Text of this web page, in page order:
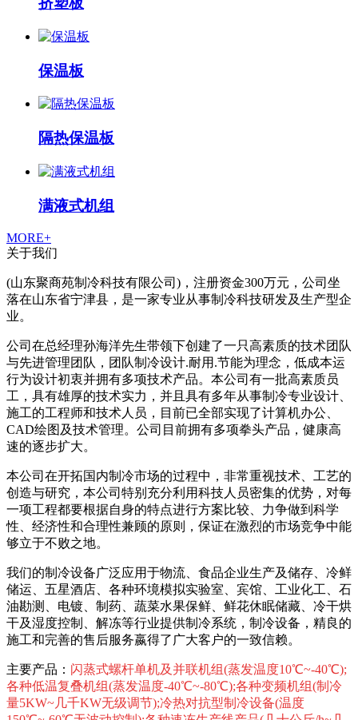
保温板
隔热保温板
满液式机组
MORE+
关于我们
(山东聚商苑制冷科技有限公司)，注册资金300万元，公司坐
落在山东省宁津县，是一家专业从事制冷科技研发及生产型企
业。
公司在总经理孙海洋先生带领下创建了一只高素质的技术团队
与先进管理团队，团队制冷设计.耐用.节能为理念，低成本运
行为设计初衷并拥有多项技术产品。本公司有一批高素质员
工，具有雄厚的技术实力，并且具有多年从事制冷专业设计、
施工的工程师和技术人员，目前已全部实现了计算机办公、
CAD绘图及技术管理。公司目前拥有多项拳头产品，健康高
速的逐步扩大。
本公司在开拓国内制冷市场的过程中，非常重视技术、工艺的
创造与研究，本公司特别充分利用科技人员密集的优势，对每
一项工程都要根据自身的特点进行方案比较、力争做到科学
性、经济性和合理性兼顾的原则，保证在激烈的市场竞争中能
够立于不败之地。
我们的制冷设备广泛应用于物流、食品企业生产及储存、冷鲜
储运、五星酒店、各种环境模拟实验室、宾馆、工业化工、石
油勘测、电镀、制药、蔬菜水果保鲜、鲜花休眠储藏、冷干烘
干及湿度控制、解冻等行业提供制冷系统，制冷设备，精良的
施工和完善的售后服务嬴得了广大客户的一致信赖。
主要产品： 闪蒸式螺杆单机及并联机组(蒸发温度10℃~-40℃);
各种低温复叠机组(蒸发温度-40℃~-80℃);各种变频机组(制冷
量5KW~几千KW无级调节);冷热对抗型制冷设备(温度